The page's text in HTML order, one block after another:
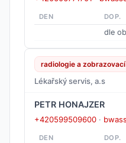
DEN DOP.
dle
radiologie a
Lékařský servis, a.s
PETR HONAJZER
+420599509600 ·
DEN DOP.